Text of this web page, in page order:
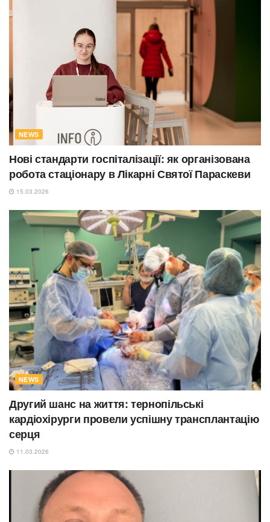
NEWS
Нові стандарти госпіталізації: як організована
робота стаціонару в Лікарні Святої Параскеви
15.03.2026
NEWS
Другий шанс на життя: тернопільські
кардіохірурги провели успішну трансплантацію
серця
11.03.2026